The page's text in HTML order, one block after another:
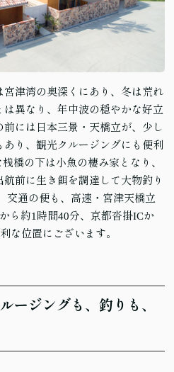
津湾の奥深くにあり、冬は荒れ
異なり、年中波の穏やかな好立
には日本三景・天橋立が、少し
り、観光クルージングにも便利
橋の下は小魚の棲み家となり、
前に生き餌を調達して大物釣り
交通の便も、高速・宮津天橋立
ら約1時間40分、京都沓掛ICか
な位置にございます。
ージングも、釣りも、